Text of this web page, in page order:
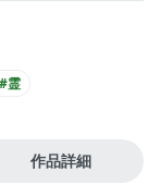
#霊
作品詳細